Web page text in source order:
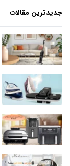
جدیدترین مقالات